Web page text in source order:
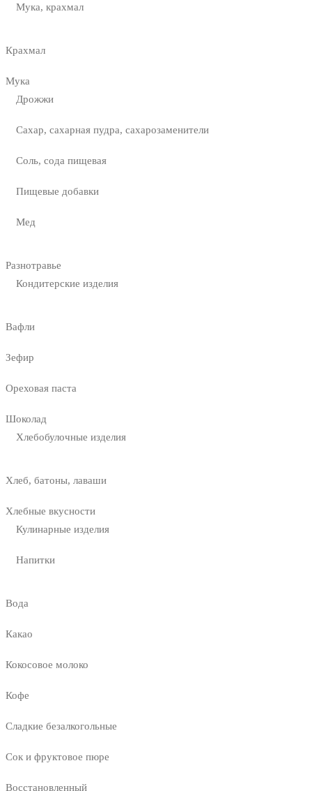
Мука, крахмал
Крахмал
Мука
Дрожжи
Сахар, сахарная пудра, сахарозаменители
Соль, сода пищевая
Пищевые добавки
Мед
Разнотравье
Кондитерские изделия
Вафли
Зефир
Ореховая паста
Шоколад
Хлебобулочные изделия
Хлеб, батоны, лаваши
Хлебные вкусности
Кулинарные изделия
Напитки
Вода
Какао
Кокосовое молоко
Кофе
Сладкие безалкогольные
Сок и фруктовое пюре
Восстановленный